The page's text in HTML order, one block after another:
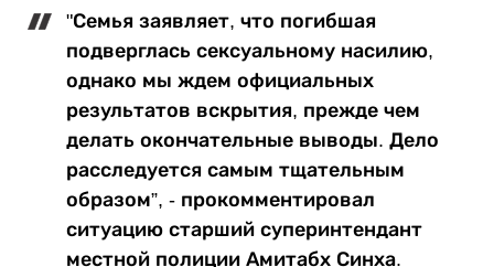
"Семья заявляет, что погибшая
подверглась сексуальному насилию,
однако мы ждем официальных
результатов вскрытия, прежде чем
делать окончательные выводы. Дело
расследуется самым тщательным
образом”, - прокомментировал
ситуацию старший суперинтендант
местной полиции Амитабх Синха.